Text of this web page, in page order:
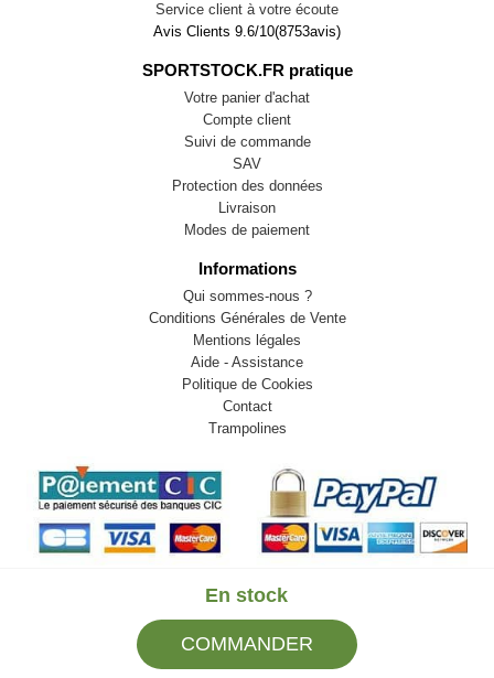
En stock
COMMANDER
Service client à votre écoute
Avis Clients 9.6/10(8753avis)
SPORTSTOCK.FR pratique
Votre panier d'achat
Compte client
Suivi de commande
SAV
Protection des données
Livraison
Modes de paiement
Informations
Qui sommes-nous ?
Conditions Générales de Vente
Mentions légales
Aide - Assistance
Politique de Cookies
Contact
Trampolines
© 2009-2026 LB82. Tous droits réservés - sportstock.fr -
SARL LB 82 - 13 Rue Louis Delage 44360 VIGNEUX DE